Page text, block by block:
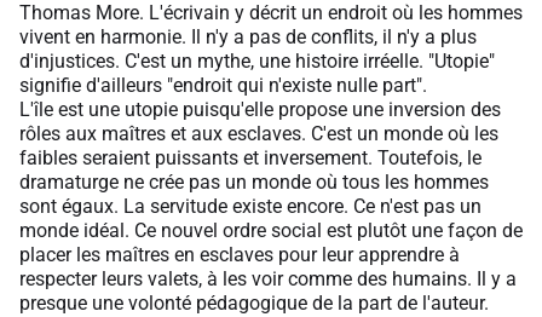
Thomas More. L'écrivain y décrit un endroit où les hommes
vivent en harmonie. Il n'y a pas de conflits, il n'y a plus
d'injustices. C'est un mythe, une histoire irréelle. "Utopie"
signifie d'ailleurs "endroit qui n'existe nulle part".
L'île est une utopie puisqu'elle propose une inversion des
rôles aux maîtres et aux esclaves. C'est un monde où les
faibles seraient puissants et inversement. Toutefois, le
dramaturge ne crée pas un monde où tous les hommes
sont égaux. La servitude existe encore. Ce n'est pas un
monde idéal. Ce nouvel ordre social est plutôt une façon de
placer les maîtres en esclaves pour leur apprendre à
respecter leurs valets, à les voir comme des humains. Il y a
presque une volonté pédagogique de la part de l'auteur.